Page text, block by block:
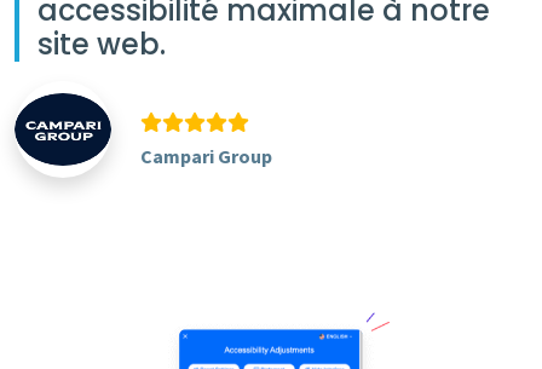
accessibilité maximale à notre
site web.
Campari Group